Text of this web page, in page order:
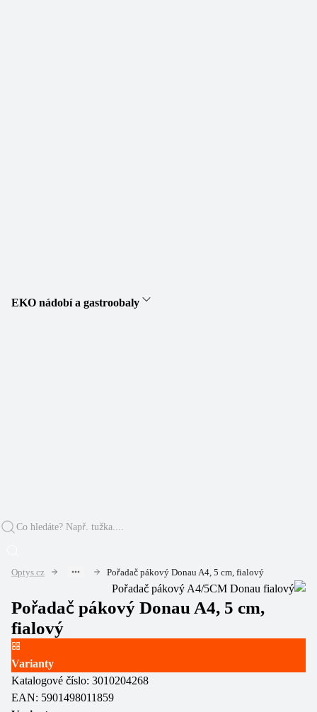
EKO nádobí a gastroobaly
Optys.cz Pořadač pákový Donau A4, 5 cm, fialový
Pořadač pákový Donau A4, 5 cm,
fialový
Varianty
Katalogové číslo: 3010204268
EAN: 5901498011859